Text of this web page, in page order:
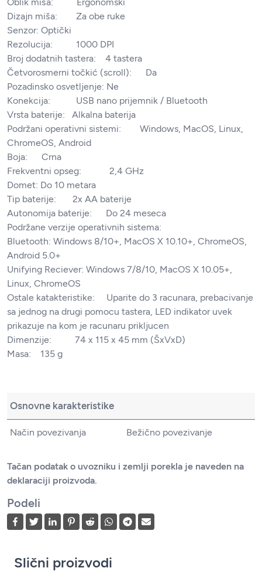
Dizajn miša: Za obe ruke
Senzor: Optički
Rezolucija: 1000 DPI
Broj dodatnih tastera: 4 tastera
Četvorosmerni točkić (scroll): Da
Pozadinsko osvetljenje: Ne
Konekcija: USB nano prijemnik / Bluetooth
Vrsta baterije: Alkalna baterija
Podržani operativni sistemi: Windows, MacOS, Linux,
ChromeOS, Android
Boja: Crna
Frekventni opseg: 2,4 GHz
Domet: Do 10 metara
Tip baterije: 2x AA baterije
Autonomija baterije: Do 24 meseca
Podržane verzije operativnih sistema:
Bluetooth: Windows 8/10+, MacOS X 10.10+, ChromeOS,
Android 5.0+
Unifying Reciever: Windows 7/8/10, MacOS X 10.05+,
Linux, ChromeOS
Ostale katakteristike: Uparite do 3 racunara, prebacivanje
sa jednog na drugi pomocu tastera, LED indikator uvek
prikazuje na kom je racunaru prikljucen
Dimenzije: 74 x 115 x 45 mm (ŠxVxD)
Masa: 135 g
Osnovne karakteristike
Način povezivanja Bežično povezivanje
Tačan podatak o uvozniku i zemlji porekla je naveden na
deklaraciji proizvoda.
Podeli
Slični proizvodi